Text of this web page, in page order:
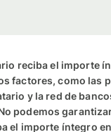
reciba el importe
factores, como las
y la red de
podemos
el importe íntegro